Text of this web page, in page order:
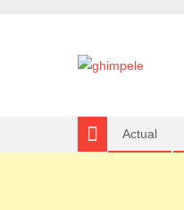
Actual